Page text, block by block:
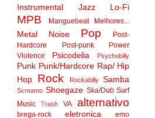
Instrumental Jazz Lo-Fi
MPB Manguebeat Melhores...
Metal Noise Pop
Post-
Hardcore
Post-punk
Power
Violence
Psicodelia Psychobilly
Punk Punk/Hardcore Rap/ Hip
Hop
Rock Rockabilly Samba
Screamo Shoegaze Ska/Dub Surf
Music
Trash VA alternativo
brega-rock eletronica
emo